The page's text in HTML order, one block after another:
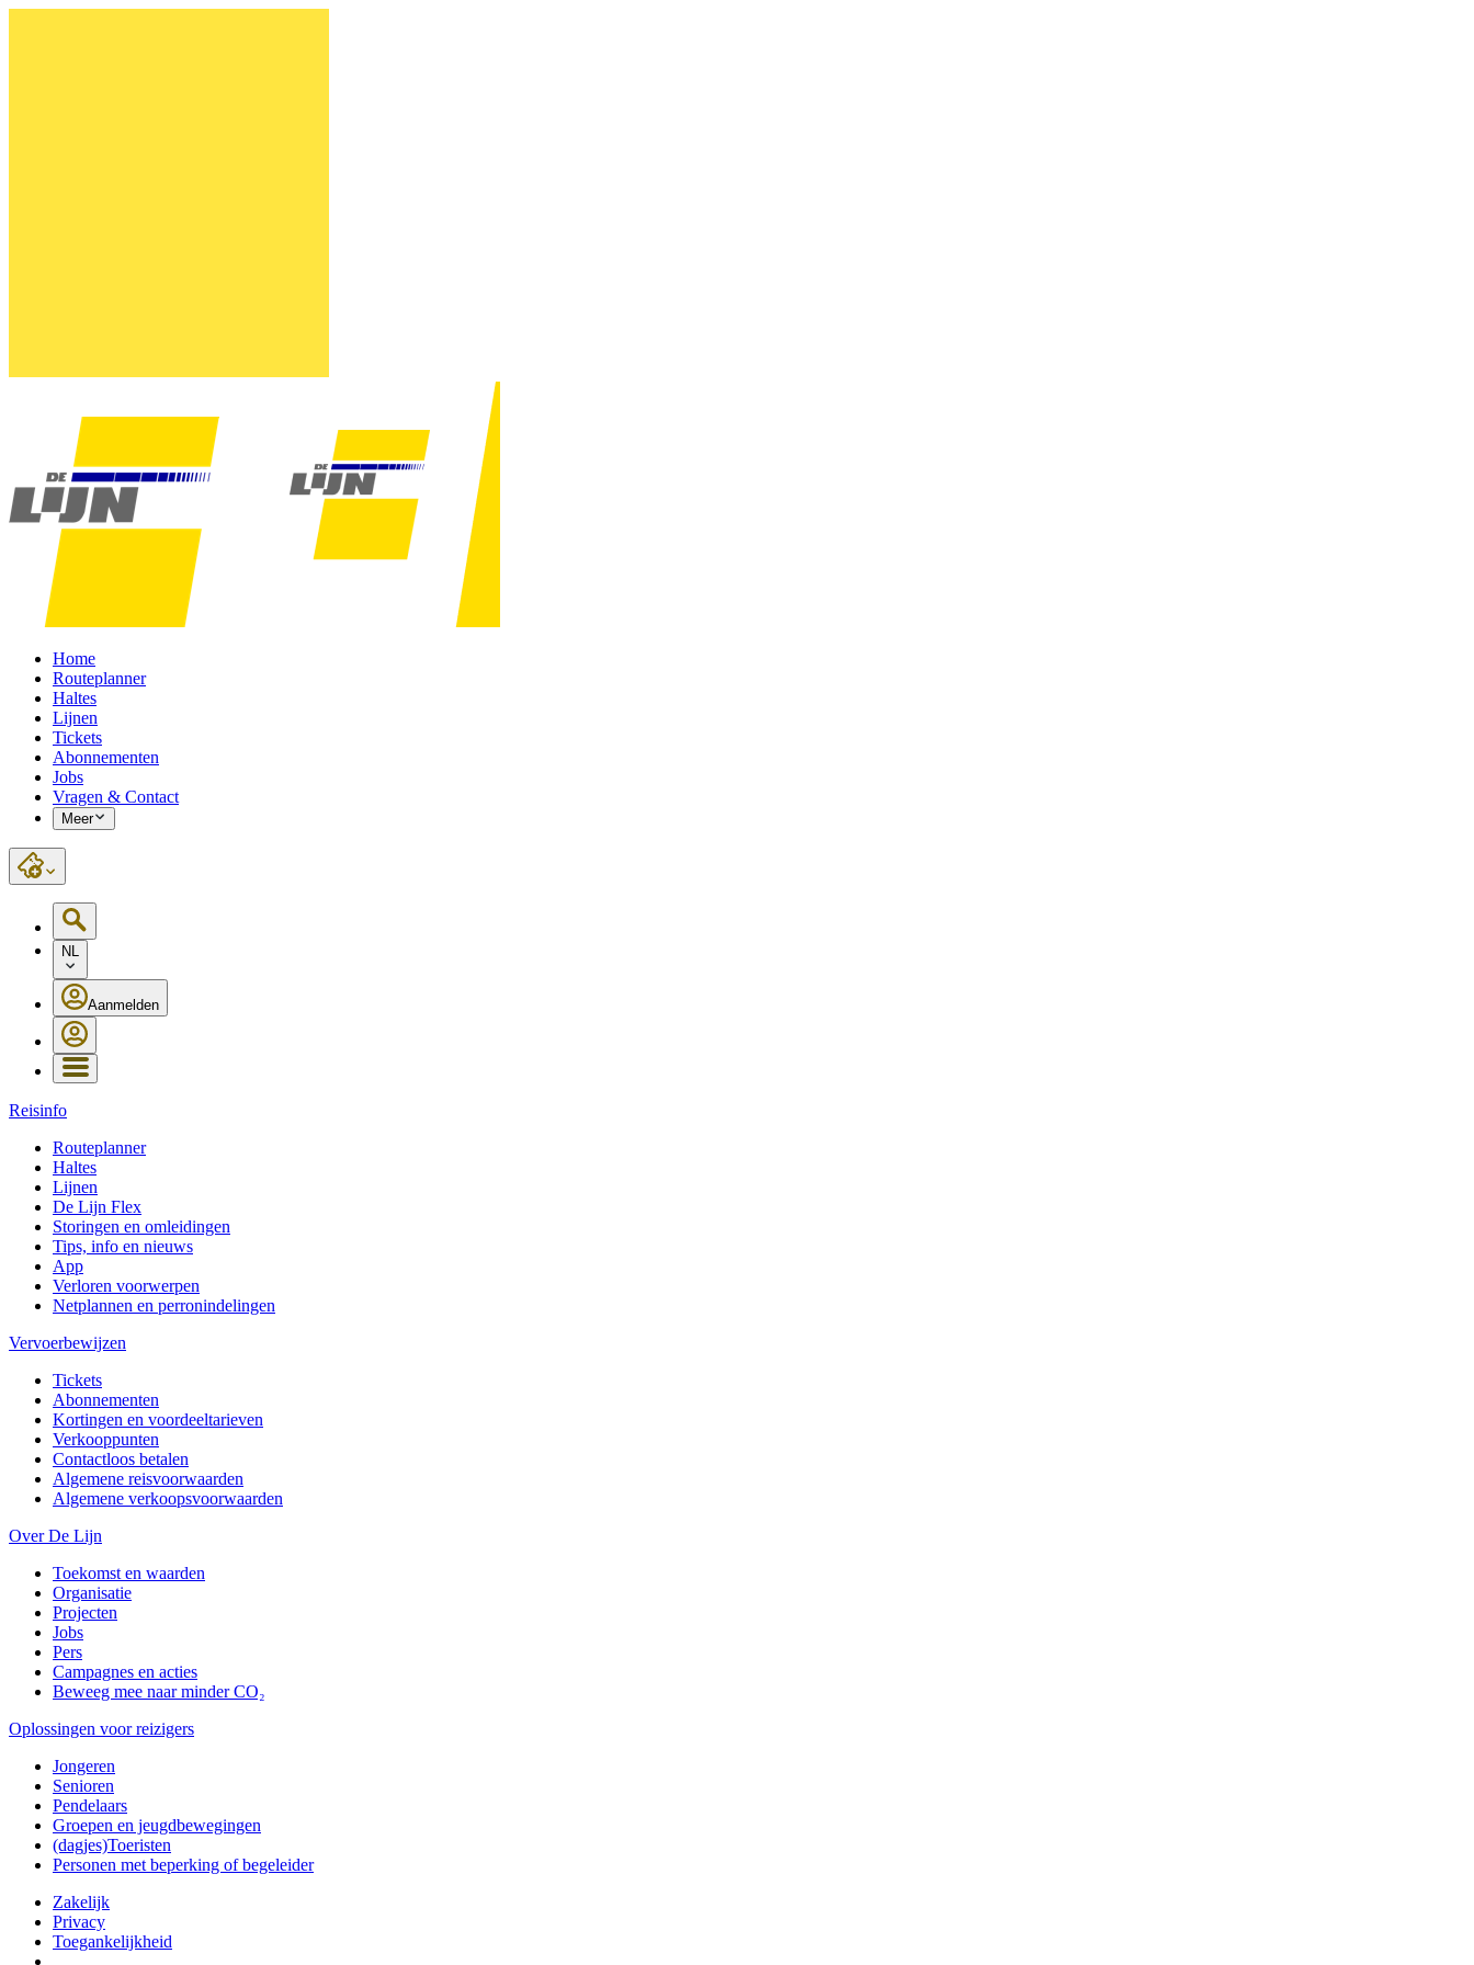
Home
Routeplanner
Haltes
Lijnen
Tickets
Abonnementen
Jobs
Vragen & Contact
Meer
NL
Aanmelden
Reisinfo
Routeplanner
Haltes
Lijnen
De Lijn Flex
Storingen en omleidingen
Tips, info en nieuws
App
Verloren voorwerpen
Netplannen en perronindelingen
Vervoerbewijzen
Tickets
Abonnementen
Kortingen en voordeeltarieven
Verkooppunten
Contactloos betalen
Algemene reisvoorwaarden
Algemene verkoopsvoorwaarden
Over De Lijn
Toekomst en waarden
Organisatie
Projecten
Jobs
Pers
Campagnes en acties
Beweeg mee naar minder CO₂
Oplossingen voor reizigers
Jongeren
Senioren
Pendelaars
Groepen en jeugdbewegingen
(dagjes)Toeristen
Personen met beperking of begeleider
Zakelijk
Privacy
Toegankelijkheid